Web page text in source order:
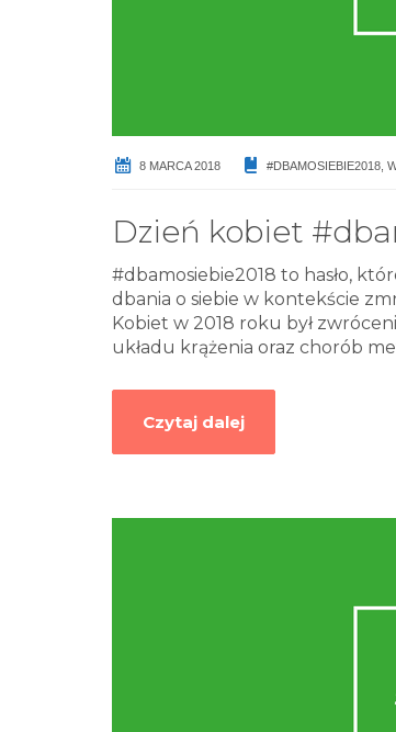
8 MARCA 2018 #DBAMOSIEBIE2018
Dzień kobiet
#dbamosiebie2018 to hasło,
dbania o siebie w kontekście
Kobiet w 2018 roku był
układu krążenia oraz chorób
Czytaj dalej